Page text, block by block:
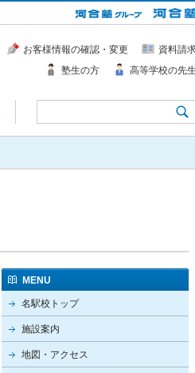
お客様情報の確認・変更
資料請
塾生の方
高等学校の先
MENU
名駅校トップ
施設案内
地図・アクセス